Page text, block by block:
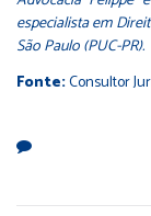
especialista em
São Paulo (PUC-PR).
Fonte:Consultor